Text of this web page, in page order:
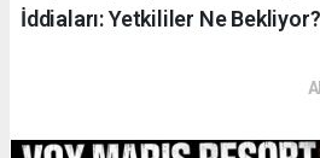
İddiaları: Yetkililer Ne Bekliyor?